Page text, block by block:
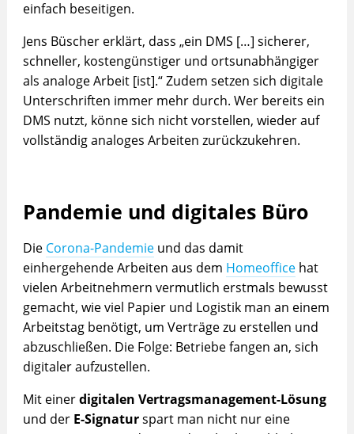
einfach beseitigen.
Jens Büscher erklärt, dass „ein DMS […] sicherer,
schneller, kostengünstiger und ortsunabhängiger
als analoge Arbeit [ist].“ Zudem setzen sich digitale
Unterschriften immer mehr durch. Wer bereits ein
DMS nutzt, könne sich nicht vorstellen, wieder auf
vollständig analoges Arbeiten zurückzukehren.
Pandemie und digitales Büro
Die Corona-Pandemieund das damit
einhergehende Arbeiten aus dem Homeofficehat
vielen Arbeitnehmern vermutlich erstmals bewusst
gemacht, wie viel Papier und Logistik man an einem
Arbeitstag benötigt, um Verträge zu erstellen und
abzuschließen. Die Folge: Betriebe fangen an, sich
digitaler aufzustellen.
Mit einerdigitalen Vertragsmanagement-Lösung
und der E-Signaturspart man nicht nur eine